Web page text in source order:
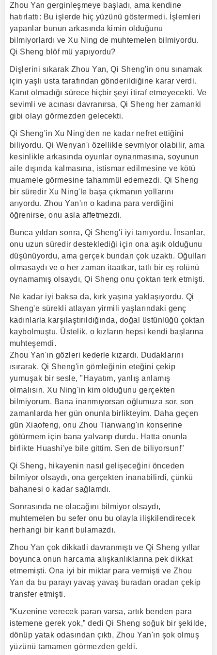
Zhou Yan gerginleşmeye başladı, ama kendine
hatırlattı: Bu işlerde hiç yüzünü göstermedi. İşlemleri
yapanlar bunun arkasında kimin olduğunu
bilmiyorlardı ve Xu Ning de muhtemelen bilmiyordu.
Qi Sheng blöf mü yapıyordu?
Dişlerini sıkarak Zhou Yan, Qi Sheng'in onu sınamak
için yaşlı usta tarafından gönderildiğine karar verdi.
Kanıt olmadığı sürece hiçbir şeyi itiraf etmeyecekti. Ve
sevimli ve acınası davranırsa, Qi Sheng her zamanki
gibi olayı görmezden gelecekti.
Qi Sheng'in Xu Ning'den ne kadar nefret ettiğini
biliyordu. Qi Wenyan'ı özellikle sevmiyor olabilir, ama
kesinlikle arkasında oyunlar oynanmasına, soyunun
aile dışında kalmasına, istismar edilmesine ve kötü
muamele görmesine tahammül edemezdi. Qi Sheng
bir süredir Xu Ning'le başa çıkmanın yollarını
arıyordu. Zhou Yan'ın o kadına para verdiğini
öğrenirse, onu asla affetmezdi.
Bunca yıldan sonra, Qi Sheng'i iyi tanıyordu. İnsanlar,
onu uzun süredir desteklediği için ona aşık olduğunu
düşünüyordu, ama gerçek bundan çok uzaktı. Oğulları
olmasaydı ve o her zaman itaatkar, tatlı bir eş rolünü
oynamamış olsaydı, Qi Sheng onu çoktan terk etmişti.
Ne kadar iyi baksa da, kırk yaşına yaklaşıyordu. Qi
Sheng'e sürekli atlayan yirmili yaşlarındaki genç
kadınlarla karşılaştırıldığında, doğal üstünlüğü çoktan
kaybolmuştu. Üstelik, o kızların hepsi kendi başlarına
muhteşemdi.
Zhou Yan'ın gözleri kederle kızardı. Dudaklarını
ısırarak, Qi Sheng'in gömleğinin eteğini çekip
yumuşak bir sesle, "Hayatım, yanlış anlamış
olmalısın. Xu Ning'in kim olduğunu gerçekten
bilmiyorum. Bana inanmıyorsan oğlumuza sor, son
zamanlarda her gün onunla birlikteyim. Daha geçen
gün Xiaofeng, onu Zhou Tianwang'ın konserine
götürmem için bana yalvarıp durdu. Hatta onunla
birlikte Huashi'ye bile gittim. Sen de biliyorsun!"
Qi Sheng, hikayenin nasıl gelişeceğini önceden
bilmiyor olsaydı, ona gerçekten inanabilirdi, çünkü
bahanesi o kadar sağlamdı.
Sonrasında ne olacağını bilmiyor olsaydı,
muhtemelen bu sefer onu bu olayla ilişkilendirecek
herhangi bir kanıt bulamazdı.
Zhou Yan çok dikkatli davranmıştı ve Qi Sheng yıllar
boyunca onun harcama alışkanlıklarına pek dikkat
etmemişti. Ona iyi bir miktar para vermişti ve Zhou
Yan da bu parayı yavaş yavaş buradan oradan çekip
transfer etmişti.
“Kuzenine verecek paran varsa, artık benden para
istemene gerek yok,” dedi Qi Sheng soğuk bir şekilde,
dönüp yatak odasından çıktı, Zhou Yan'ın şok olmuş
yüzünü tamamen görmezden geldi.